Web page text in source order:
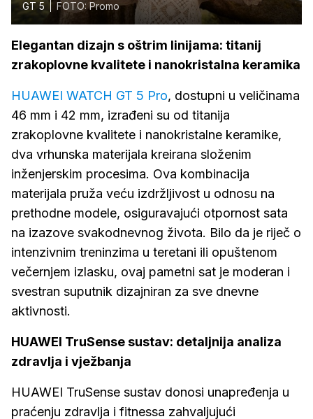
GT 5 FOTO: Promo
Elegantan dizajn s oštrim linijama: titanij
zrakoplovne kvalitete i nanokristalna keramika
HUAWEI WATCH GT 5 Pro, dostupni u veličinama
46 mm i 42 mm, izrađeni su od titanija
zrakoplovne kvalitete i nanokristalne keramike,
dva vrhunska materijala kreirana složenim
inženjerskim procesima. Ova kombinacija
materijala pruža veću izdržljivost u odnosu na
prethodne modele, osiguravajući otpornost sata
na izazove svakodnevnog života. Bilo da je riječ o
intenzivnim treninzima u teretani ili opuštenom
večernjem izlasku, ovaj pametni sat je moderan i
svestran suputnik dizajniran za sve dnevne
aktivnosti.
HUAWEI TruSense sustav: detaljnija analiza
zdravlja i vježbanja
HUAWEI TruSense sustav donosi unapređenja u
praćenju zdravlja i fitnessa zahvaljujući